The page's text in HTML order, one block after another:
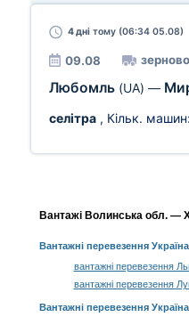
4 дні тому (06:34 05.08)
09.08
Любомль (UA) —
селітра , Кільк. машин:
Вантажі Волинська обл. —
Вантажні перевезення Україна
вантажні перевезення
вантажні перевезення
Вантажні перевезення